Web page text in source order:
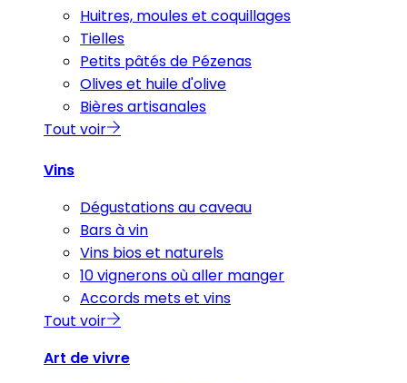
Huitres, moules et coquillages
Tielles
Petits pâtés de Pézenas
Olives et huile d'olive
Bières artisanales
Tout voir
Vins
Dégustations au caveau
Bars à vin
Vins bios et naturels
10 vignerons où aller manger
Accords mets et vins
Tout voir
Art de vivre